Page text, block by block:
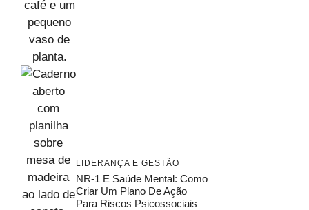
LIDERANÇA E GESTÃO
NR-1 E Saúde Mental: Como
Criar Um Plano De Ação
Para Riscos Psicossociais